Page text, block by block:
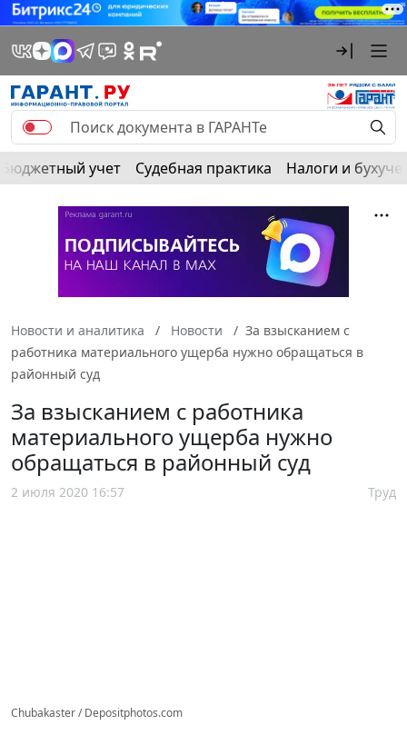
Бюджетный учет Судебная практика Налоги и
Новости и аналитика Новости
За взысканием с
работника материального ущерба нужно обращаться в
районный суд
За взысканием с работника
материального ущерба нужно
обращаться в районный суд
2 июля 2020 16:57 Труд
Chubakaster / Depositphotos.com